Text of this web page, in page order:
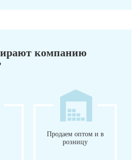
компанию
Продаем оптом и в
розницу